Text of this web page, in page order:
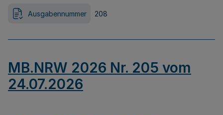
Ausgabennummer 208
MB.NRW 2026 Nr. 205 vom
24.07.2026